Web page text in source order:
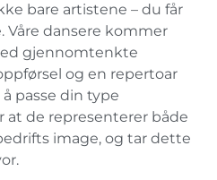
bare artistene – du får
Våre dansere kommer
gjennomtenkte
og en repertoar
passe din type
at de representerer både
image, og tar dette